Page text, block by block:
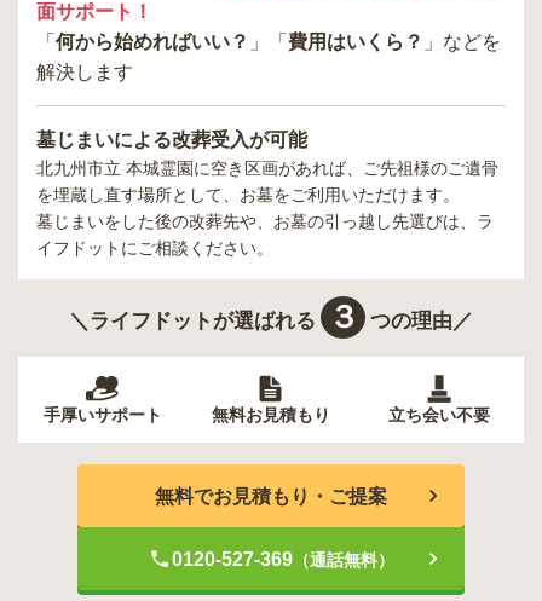
面サポート！
「 何から始めればいい？ 」「 費用はいくら？ 」などを
解決します
墓じまいによる改葬受入が可能
北九州市立 本城霊園に空き区画があれば、ご先祖様のご遺骨
を埋蔵し直す場所として、お墓をご利用いただけます。
墓じまいをした後の改葬先や、お墓の引っ越し先選びは、ラ
イフドットにご相談ください。
＼ライフドットが選ばれる ３ つの理由／
手厚いサポート 無料お見積もり 立ち会い不要
無料でお見積もり・ご提案
0120-527-369（通話無料）